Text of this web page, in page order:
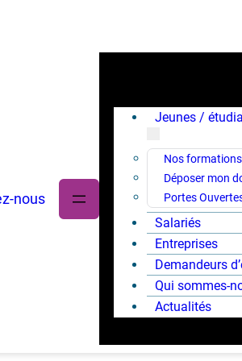
nous
Jeunes /
Nos
Déposer mon
Portes
Salariés
Entreprises
Demandeurs
Qui sommes-
Actualités